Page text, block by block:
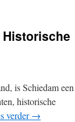
is Schiedam een
historische
verder→